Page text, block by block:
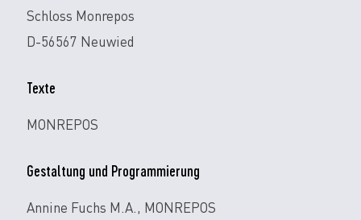
Schloss Monrepos
D-56567 Neuwied
Texte
MONREPOS
Gestaltung und Programmierung
Annine Fuchs M.A., MONREPOS